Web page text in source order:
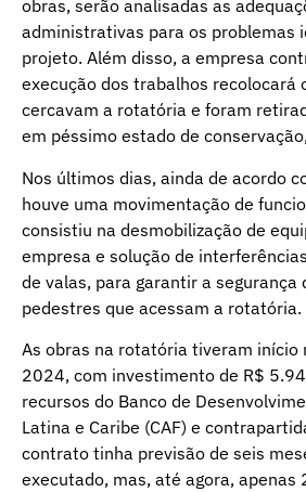
obras, serão analisadas as
administrativas para os problemas
projeto. Além disso, a empresa
execução dos trabalhos recolocará
cercavam a rotatória e foram
em péssimo estado de
Nos últimos dias, ainda de acordo
houve uma movimentação de
consistiu na desmobilização de
empresa e solução de
de valas, para garantir a segurança
pedestres que acessam a rotatória.
As obras na rotatória tiveram início
2024, com investimento de R$
recursos do Banco de
Latina e Caribe (CAF) e
contrato tinha previsão de seis
executado, mas, até agora, apenas